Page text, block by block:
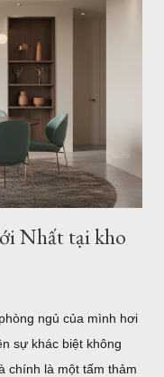
họa tiết hình học
định phong cách đó.
đến bạn bộ sưu tập
xu hướng trang trí
hiện đại b0062r 1.
thảm họa tiết hình
Nhất tại kho
ngủ của mình hơi
sự khác biệt không
chính là một tấm thảm